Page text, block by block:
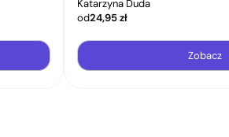
Katarzyna Duda
od24,95zł
Zobacz